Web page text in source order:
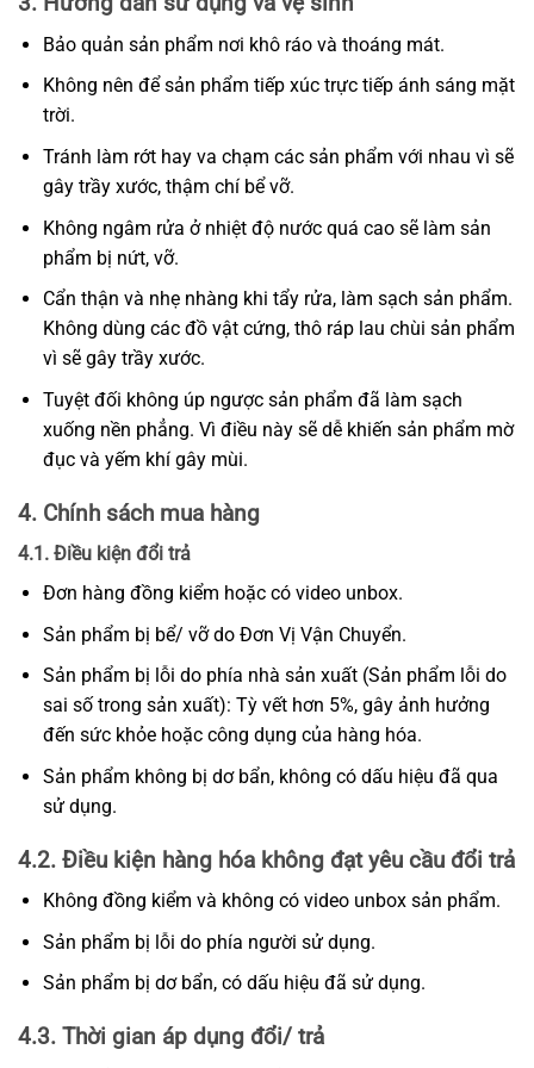
Bảo quản sản phẩm nơi khô ráo và thoáng mát.
Không nên để sản phẩm tiếp xúc trực tiếp ánh sáng mặt
trời.
Tránh làm rớt hay va chạm các sản phẩm với nhau vì sẽ
gây trầy xước, thậm chí bể vỡ.
Không ngâm rửa ở nhiệt độ nước quá cao sẽ làm sản
phẩm bị nứt, vỡ.
Cẩn thận và nhẹ nhàng khi tẩy rửa, làm sạch sản phẩm.
Không dùng các đồ vật cứng, thô ráp lau chùi sản phẩm
vì sẽ gây trầy xước.
Tuyệt đối không úp ngược sản phẩm đã làm sạch
xuống nền phẳng. Vì điều này sẽ dễ khiến sản phẩm mờ
đục và yếm khí gây mùi.
4. Chính sách mua hàng
4.1. Điều kiện đổi trả
Đơn hàng đồng kiểm hoặc có video unbox.
Sản phẩm bị bể/ vỡ do Đơn Vị Vận Chuyển.
Sản phẩm bị lỗi do phía nhà sản xuất (Sản phẩm lỗi do
sai số trong sản xuất): Tỳ vết hơn 5%, gây ảnh hưởng
đến sức khỏe hoặc công dụng của hàng hóa.
Sản phẩm không bị dơ bẩn, không có dấu hiệu đã qua
sử dụng.
4.2. Điều kiện hàng hóa không đạt yêu cầu đổi trả
Không đồng kiểm và không có video unbox sản phẩm.
Sản phẩm bị lỗi do phía người sử dụng.
Sản phẩm bị dơ bẩn, có dấu hiệu đã sử dụng.
4.3. Thời gian áp dụng đổi/ trả